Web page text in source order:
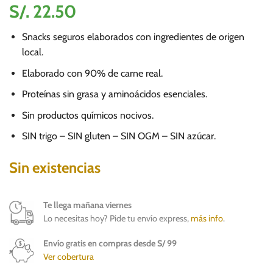
S/. 22.50
Snacks seguros elaborados con ingredientes de origen
local.
Elaborado con 90% de carne real.
Proteínas sin grasa y aminoácidos esenciales.
Sin productos químicos nocivos.
SIN trigo – SIN gluten – SIN OGM – SIN azúcar.
Sin existencias
Te llega mañana viernes
Lo necesitas hoy? Pide tu envío express,más info.
Envío gratis en compras desde S/ 99
Ver cobertura